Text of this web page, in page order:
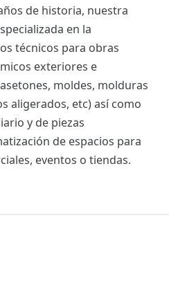
de historia, nuestra
en la
técnicos para obras
exteriores e
moldes, molduras
aligerados, etc) así como
y de piezas
de espacios para
eventos o tiendas.